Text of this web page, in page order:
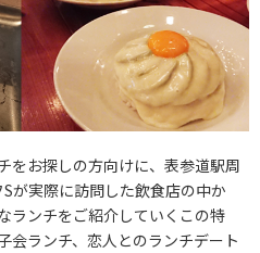
をお探しの方向けに、表参道駅周
が実際に訪問した飲食店の中か
ランチをご紹介していくこの特
会ランチ、恋人とのランチデート